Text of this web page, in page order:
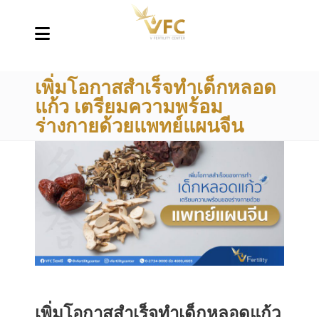
เพิ่มโอกาสสำเร็จทำเด็กหลอด
แก้ว เตรียมความพร้อม
ร่างกายด้วยแพทย์แผนจีน